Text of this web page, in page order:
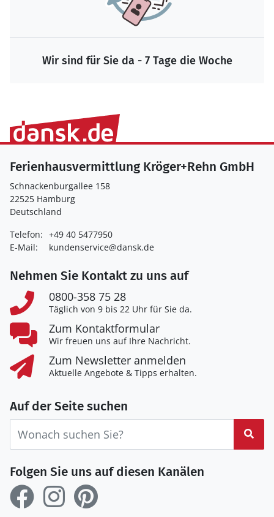
Wir sind für Sie da - 7 Tage die Woche
Ferienhausvermittlung Kröger+Rehn GmbH
Schnackenburgallee 158
22525 Hamburg
Deutschland
Telefon: +49 40 5477950
E-Mail:
kundenservice@dansk.de
Nehmen Sie Kontakt zu uns auf
0800-358 75 28
Täglich von 9 bis 22 Uhr für Sie da.
Zum Kontaktformular
Wir freuen uns auf Ihre Nachricht.
Zum Newsletter anmelden
Aktuelle Angebote & Tipps erhalten.
Auf der Seite suchen
Folgen Sie uns auf diesen Kanälen